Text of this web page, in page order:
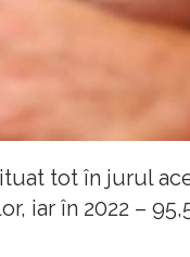
tot în jurul
iar în 2022 –